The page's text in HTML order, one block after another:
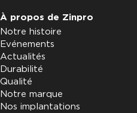
À propos de Zinpro
Notre histoire
Evénements
Actualités
Durabilité
Qualité
Notre marque
Nos implantations